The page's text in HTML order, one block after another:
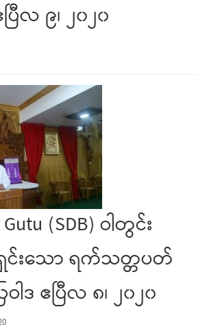
ြီလ ၉၊ ၂၀၂၀
(SDB) ဝါတွင်း
းသော ရက်သတ္တပတ်
ါဒ ဧပြီလ ၈၊ ၂၀၂၀